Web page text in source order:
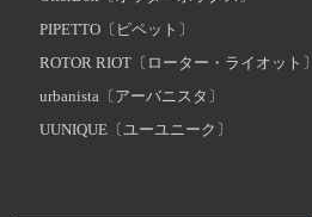
PIPETTO〔ピペット〕
ROTOR RIOT〔ローター・ライオット〕
urbanista〔アーバニスタ〕
UUNIQUE〔ユーユニーク〕